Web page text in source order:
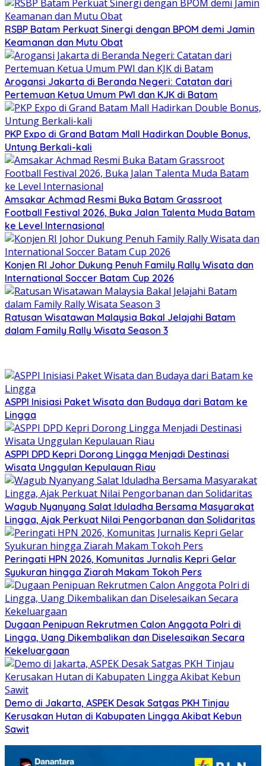
RSBP Batam Perkuat Sinergi dengan BPOM demi Jamin
Keamanan dan Mutu Obat
Arogansi Jakarta di Beranda Negeri: Catatan dari
Pertemuan Ketua Umum PWI dan KJK di Batam
PKP Expo di Grand Batam Mall Hadirkan Double Bonus,
Untung Berkali-kali
Amsakar Achmad Resmi Buka Batam Grassroot
Football Festival 2026, Buka Jalan Talenta Muda Batam
ke Level Internasional
Konjen RI Johor Dukung Penuh Family Rally Wisata dan
International Soccer Batam Cup 2026
Ratusan Wisatawan Malaysia Bakal Jelajahi Batam
dalam Family Rally Wisata Season 3
ASPPI Inisiasi Paket Wisata dan Budaya dari Batam ke
Lingga
ASPPI DPD Kepri Dorong Lingga Menjadi Destinasi
Wisata Unggulan Kepulauan Riau
Wagub Nyanyang Salat Iduladha Bersama Masyarakat
Lingga, Ajak Perkuat Nilai Pengorbanan dan Solidaritas
Peringati HPN 2026, Komunitas Jurnalis Kepri Gelar
Syukuran hingga Ziarah Makam Tokoh Pers
Dugaan Penipuan Rekrutmen Calon Anggota Polri di
Lingga, Uang Dikembalikan dan Diselesaikan Secara
Kekeluargaan
Demo di Jakarta, ASPEK Desak Satgas PKH Tinjau
Kerusakan Hutan di Kabupaten Lingga Akibat Kebun
Sawit